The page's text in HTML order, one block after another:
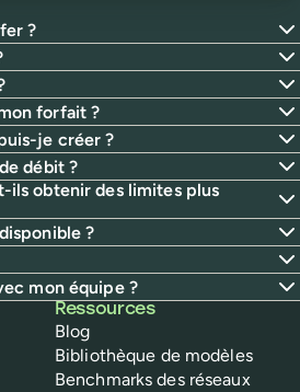
?
forfait ?
je créer ?
débit ?
ils obtenir des limites plus
?
mon équipe ?
Ressources
Blog
Bibliothèque de modèles
Benchmarks des réseaux